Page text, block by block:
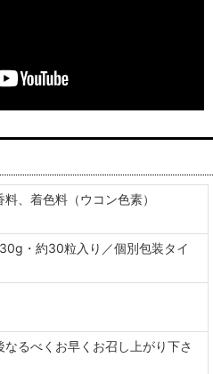
、着色料（ウコン色素）
・約30粒入り／個別包装タイ
るべくお早くお召し上がり下さ